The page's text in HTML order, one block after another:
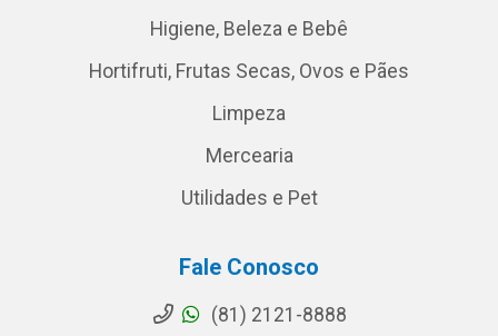
Higiene, Beleza e Bebê
Hortifruti, Frutas Secas, Ovos e Pães
Limpeza
Mercearia
Utilidades e Pet
Fale Conosco
(81) 2121-8888